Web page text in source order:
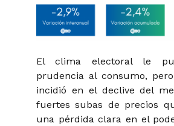
El clima electoral le
prudencia al consumo,
incidió en el declive del
fuertes subas de precios
una pérdida clara en el